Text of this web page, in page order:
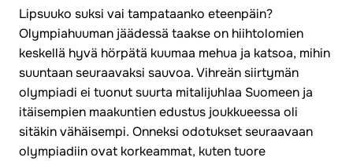
Lipsuuko suksi vai tampataanko eteenpäin?
Olympiahuuman jäädessä taakse on hiihtolomien
keskellä hyvä hörpätä kuumaa mehua ja katsoa, mihin
suuntaan seuraavaksi sauvoa. Vihreän siirtymän
olympiadi ei tuonut suurta mitalijuhlaa Suomeen ja
itäisempien maakuntien edustus joukkueessa oli
sitäkin vähäisempi. Onneksi odotukset seuraavaan
olympiadiin ovat korkeammat, kuten tuore